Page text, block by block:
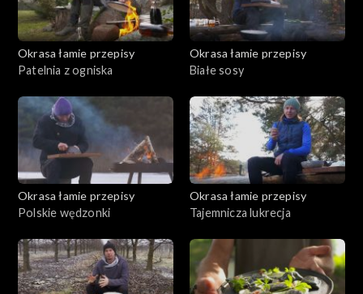
Okrasa łamie przepisy
Patelnia z ogniska
Okrasa łamie przepisy
Białe sosy
Okrasa łamie przepisy
Polskie wędzonki
Okrasa łamie przepisy
Tajemnicza lukrecja